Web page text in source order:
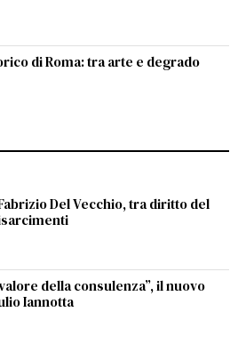
di Roma: tra arte e degrado
Del Vecchio, tra diritto del
della consulenza”, il nuovo
Iannotta